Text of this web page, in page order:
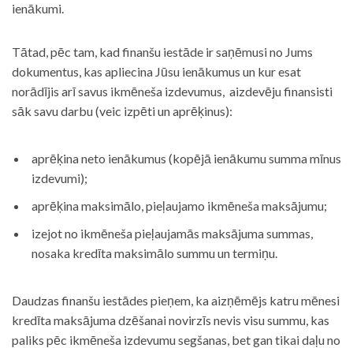
ienākumi.
Tātad, pēc tam, kad finanšu iestāde ir saņēmusi no Jums
dokumentus, kas apliecina Jūsu ienākumus un kur esat
norādījis arī savus ikmēneša izdevumus, aizdevēju finansisti
sāk savu darbu (veic izpēti un aprēķinus):
aprēķina neto ienākumus (kopējā ienākumu summa mīnus
izdevumi);
aprēķina maksimālo, pieļaujamo ikmēneša maksājumu;
izejot no ikmēneša pieļaujamās maksājuma summas,
nosaka kredīta maksimālo summu un termiņu.
Daudzas finanšu iestādes pieņem, ka aizņēmējs katru mēnesi
kredīta maksājuma dzēšanai novirzīs nevis visu summu, kas
paliks pēc ikmēneša izdevumu segšanas, bet gan tikai daļu no